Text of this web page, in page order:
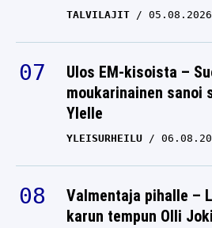
TALVILAJIT 05.08.2026
Ulos EM-kisoista –
moukarinainen sanoi
Ylelle
YLEISURHEILU
Valmentaja pihalle –
karun tempun Olli